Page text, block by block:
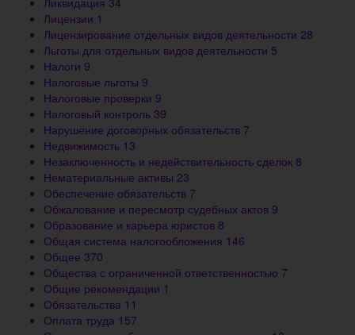
Лицензии 1
Лицензирование отдельных видов деятельности 28
Льготы для отдельных видов деятельности 5
Налоги 9
Налоговые льготы 9
Налоговые проверки 9
Налоговый контроль 39
Нарушение договорных обязательств 7
Недвижимость 13
Незаключенность и недействительность сделок 8
Нематериальные активы 23
Обеспечение обязательств 7
Обжалование и пересмотр судебных актов 9
Образование и карьера юристов 8
Общая система налогообложения 146
Общее 370
Общества с ограниченной ответственностью 7
Общие рекомендации 1
Обязательства 11
Оплата труда 157